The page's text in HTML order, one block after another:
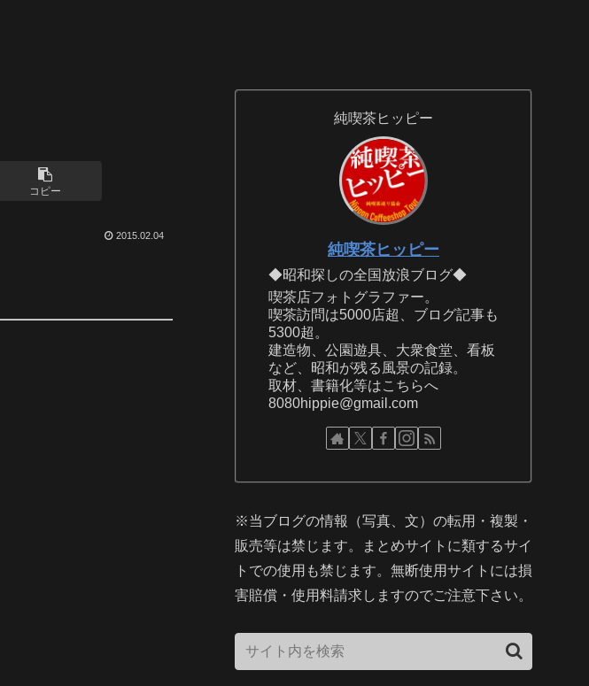
コピー
2015.02.04
純喫茶ヒッピー
純喫茶ヒッピー
◆昭和探しの全国放浪ブログ◆
喫茶店フォトグラファー。
喫茶訪問は5000店超、ブログ記事も
5300超。
建造物、公園遊具、大衆食堂、看板
など、昭和が残る風景の記録。
取材、書籍化等はこちらへ
8080hippie@gmail.com
※当ブログの情報（写真、文）の転用・複製・
販売等は禁じます。まとめサイトに類するサイ
トでの使用も禁じます。無断使用サイトには損
害賠償・使用料請求しますのでご注意下さい。